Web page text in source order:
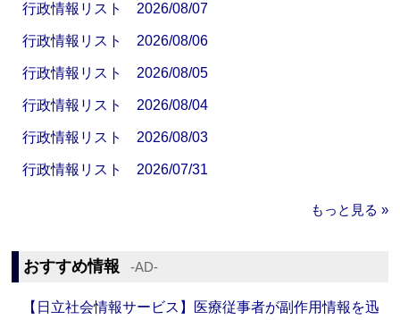
行政情報リスト 2026/08/07
行政情報リスト 2026/08/06
行政情報リスト 2026/08/05
行政情報リスト 2026/08/04
行政情報リスト 2026/08/03
行政情報リスト 2026/07/31
もっと見る »
おすすめ情報 ‐AD‐
【日立社会情報サービス】医療従事者が副作用情報を迅